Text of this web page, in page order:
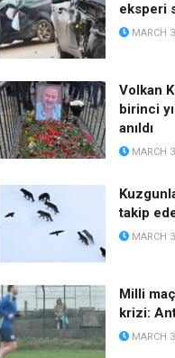
eksperi
MARCH
Volkan
birinci
anıldı
MARCH
takip
MARCH
Milli
krizi:
MARCH